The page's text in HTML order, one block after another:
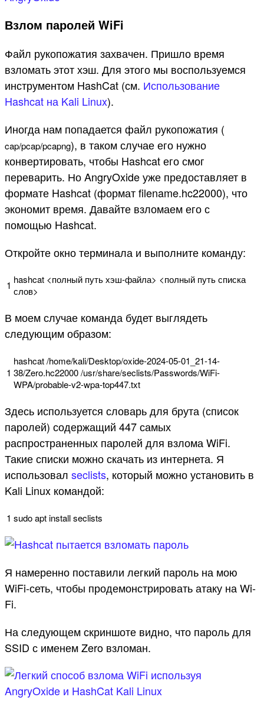
Взлом паролей WiFi
Файл рукопожатия захвачен. Пришло время
взломать этот хэш. Для этого мы воспользуемся
инструментом HashCat (см. Использование
Hashcat на Kali Linux).
Иногда нам попадается файл рукопожатия (
cap/pcap/pcapng), в таком случае его нужно
конвертировать, чтобы Hashcat его смог
переварить. Но AngryOxide уже предоставляет в
формате Hashcat (формат filename.hc22000), что
экономит время. Давайте взломаем его с
помощью Hashcat.
Откройте окно терминала и выполните команду:
1 hashcat <полный путьхэш-файла> <полный путьсписка
слов>
В моем случае команда будет выглядеть
следующим образом:
1
hashcat/home/kali/Desktop/oxide-2024-05-01_21-14-
38/Zero.hc22000/usr/share/seclists/Passwords/WiFi-
WPA/probable-v2-wpa-top447.txt
Здесь используется словарь для брута (список
паролей) содержащий 447 самых
распространенных паролей для взлома WiFi.
Такие списки можно скачать из интернета. Я
использовал seclists, который можно установить в
Kali Linux командой:
1 sudoaptinstallseclists
Я намеренно поставили легкий пароль на мою
WiFi-сеть, чтобы продемонстрировать атаку на Wi-
Fi.
На следующем скриншоте видно, что пароль для
SSID с именем Zero взломан.